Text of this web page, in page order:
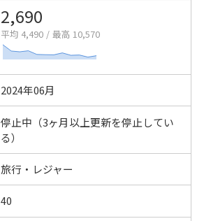
2,690
平均 4,490 / 最高 10,570
2024年06月
停止中（3ヶ月以上更新を停止してい
る）
旅行・レジャー
40